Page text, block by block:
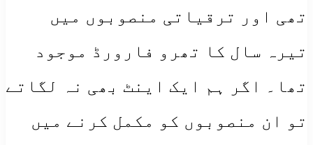
تھی اور ترقیاتی منصوبوں میں
تیرہ سال کا تھرو فارورڈ موجود
تھا۔ اگر ہم ایک اینٹ بھی نہ لگاتے
تو ان منصوبوں کو مکمل کرنے میں